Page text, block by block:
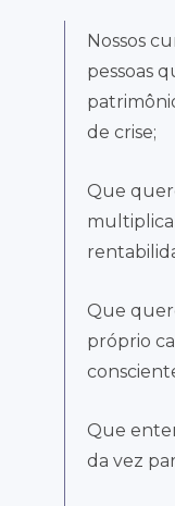
Nossos
pessoas
de crise;
Que
Que
próprio
Que
da vez